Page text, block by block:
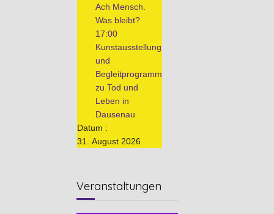
Ach Mensch.
Was bleibt?
17:00
Kunstausstellung
und
Begleitprogramm
zu Tod und
Leben in
Dausenau
Datum :
31. August 2026
Veranstaltungen